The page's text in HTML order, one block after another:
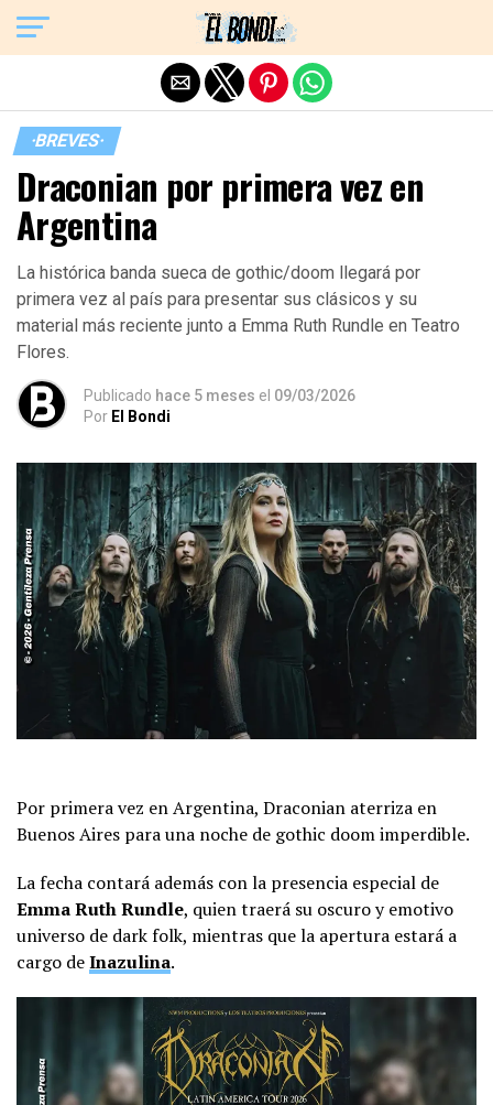
·BREVES·
Draconian por primera vez en
Argentina
La histórica banda sueca de gothic/doom llegará por
primera vez al país para presentar sus clásicos y su
material más reciente junto a Emma Ruth Rundle en Teatro
Flores.
Publicado hace 5 meses el 09/03/2026
Por El Bondi
Por primera vez en Argentina, Draconian aterriza en
Buenos Aires para una noche de gothic doom imperdible.
La fecha contará además con la presencia especial de
Emma Ruth Rundle, quien traerá su oscuro y emotivo
universo de dark folk, mientras que la apertura estará a
cargo deInazulina.
Exit mobile version